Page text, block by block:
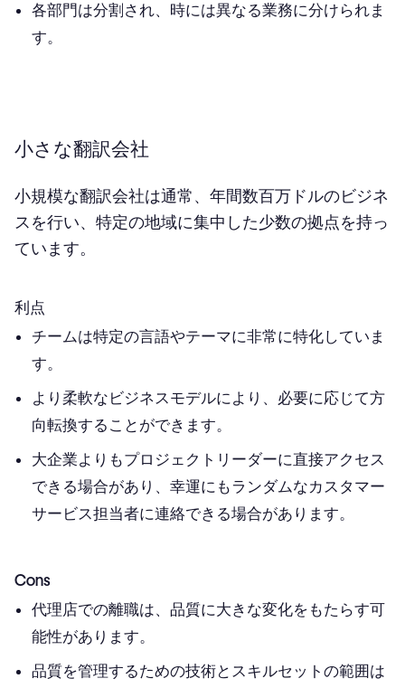
各部門は分割され、時には異なる業務に分けられま
す。
小さな翻訳会社
小規模な翻訳会社は通常、年間数百万ドルのビジネ
スを行い、特定の地域に集中した少数の拠点を持っ
ています。
利点
チームは特定の言語やテーマに非常に特化していま
す。
より柔軟なビジネスモデルにより、必要に応じて方
向転換することができます。
大企業よりもプロジェクトリーダーに直接アクセス
できる場合があり、幸運にもランダムなカスタマー
サービス担当者に連絡できる場合があります。
Cons
代理店での離職は、品質に大きな変化をもたらす可
能性があります。
品質を管理するための技術とスキルセットの範囲は